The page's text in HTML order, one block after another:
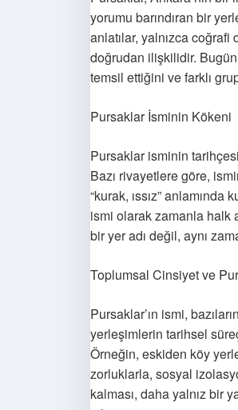
yorumu barındıran bir
anlatılar, yalnızca
doğrudan ilişkilidir.
temsil ettiğini ve farklı
Pursaklar İsminin Kökeni
Pursaklar isminin
Bazı rivayetlere göre,
“kurak, ıssız”
ismi olarak zamanla halk
bir yer adı değil, aynı
Toplumsal Cinsiyet ve
Pursaklar’ın ismi,
yerleşimlerin tarihsel
Örneğin, eskiden köy
zorluklarla, sosyal
kalması, daha yalnız bir